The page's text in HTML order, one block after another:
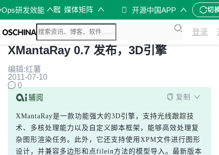
研发效能 媒体矩阵 开源中国APP 切
登录
XMantaRay 0.7 发布，3D引擎
编辑:红薯
2011-07-10
0
复制
XMantaRay是一款功能强大的3D引擎，支持光线跟踪技
术、多核处理能力以及自定义脚本框架，能够高效处理复
杂图形渲染任务。此外，它还支持使用XPM文件进行图形
设计，并兼容多边形和点filein方法的模型导入。最新版本